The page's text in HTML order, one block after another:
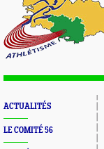
ACTUALITÉS
LE COMITÉ 56